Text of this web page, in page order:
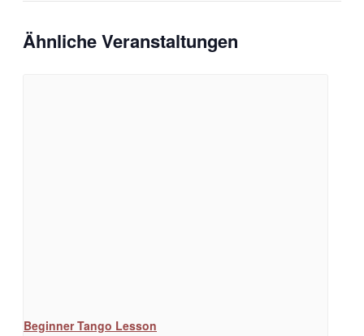
Ähnliche Veranstaltungen
Beginner Tango Lesson